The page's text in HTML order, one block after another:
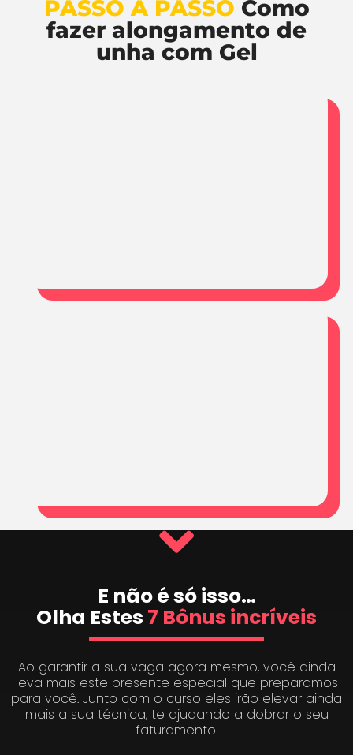
PASSO A PASSO Como
fazer alongamento de
unha com Gel
E não é só isso…
Olha Estes 7 Bônus incríveis
Ao garantir a sua vaga agora mesmo, você ainda
leva mais este presente especial que preparamos
para você. Junto com o curso eles irão elevar ainda
mais a sua técnica, te ajudando a dobrar o seu
faturamento.